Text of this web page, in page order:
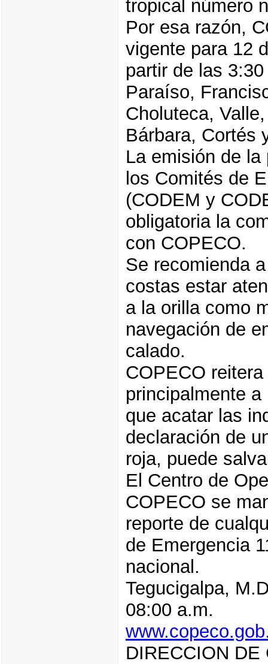
tropical número
Por esa razón,
vigente para 12
partir de las
Paraíso,
Choluteca,
Bárbara, Cortés
La emisión de la
los Comités de
(CODEM y
obligatoria la
con COPECO.
Se recomienda
costas estar
a la orilla como
navegación de
calado.
COPECO
principalmente
que acatar las
declaración de
roja, puede
El Centro de
COPECO se
reporte de
de Emergencia
nacional.
Tegucigalpa,
08:00 a.m.
DIRECCION